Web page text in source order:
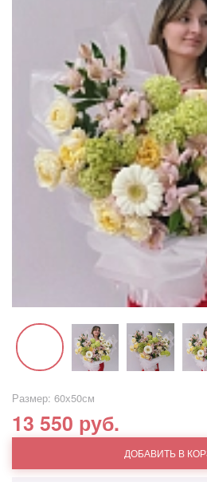
работаем круглосуточно
Размер: 60х50см
13 550 руб.
ДОБАВИТЬ В